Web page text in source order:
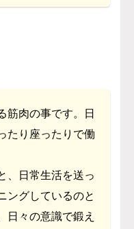
筋肉の事です。日
たり座ったりで働
、日常生活を送っ
ングしているのと
日々の意識で鍛え